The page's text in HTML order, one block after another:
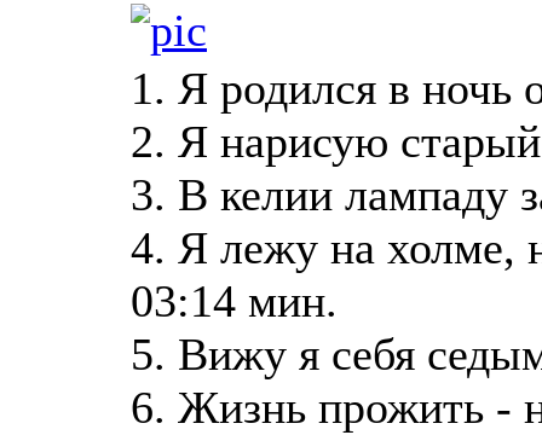
1. Я родился в
2. Я нарисую
3. В келии лампаду
4. Я лежу на холме,
03:14 мин.
5. Вижу я себя
6. Жизнь прожить -